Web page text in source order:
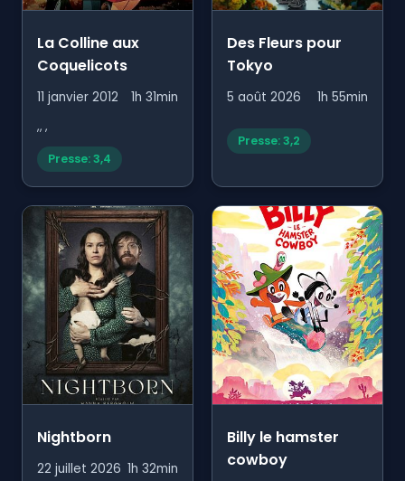
La Colline aux
Coquelicots
11 janvier 2012 1h 31min
,, ,
Presse: 3,4
Des Fleurs pour
Tokyo
5 août 2026 1h 55min
Presse: 3,2
Nightborn
22 juillet 2026 1h 32min
Billy le hamster
cowboy